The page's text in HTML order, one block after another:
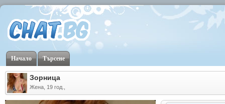
Начало Търсене
Зорница
Жена, 19 год.,